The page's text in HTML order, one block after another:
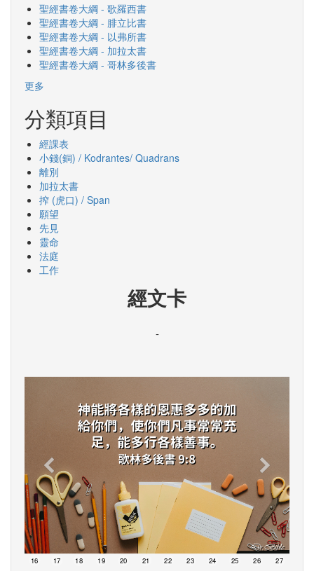
聖經書卷大綱 - 歌羅西書
聖經書卷大綱 - 腓立比書
聖經書卷大綱 - 以弗所書
聖經書卷大綱 - 加拉太書
聖經書卷大綱 - 哥林多後書
更多
分類項目
經課表
小錢(銅) / Kodrantes/ Quadrans
離別
加拉太書
搾 (虎口) / Span
願望
先見
靈命
法庭
工作
經文卡
-
16 17 18 19 20 21 22 23 24 25 26 27